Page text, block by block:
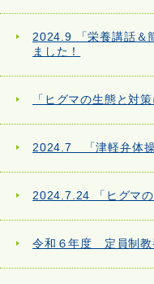
2024.9 「栄養講話＆
ました！
「ヒグマの生態と対
2024.7 「津軽弁体操
2024.7.24 「ヒグマ
令和６年度 定員制教